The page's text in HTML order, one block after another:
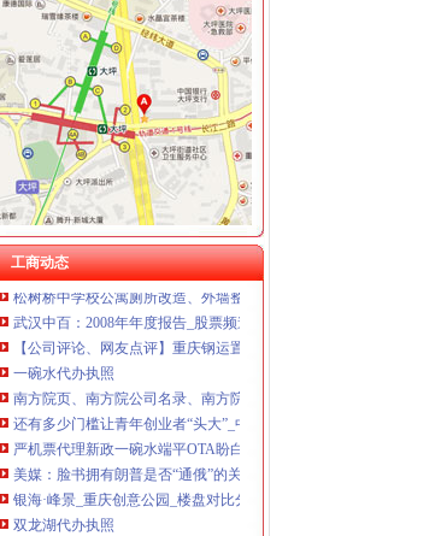
工商动态
加洲
【加洲印象海鲜折】_美团网
【加洲KTV团购】加洲KTV豪华欢唱套组团购-清远拉手网
加洲光两房朝南,石家庄加洲光两房朝南二手房房源-石家庄安居客
加洲的古城堡_风景_POCO摄影
加洲烧烤-常熟零距离
松树桥代办执照
《途牛发》浪游冲绳感受翡翠七海【多图】_冲绳游记_途牛
【怪咖吉】文艺控+体育疯游美西深度索旧金山洛杉矶?双城【多
松树桥中学校公寓厕所改造、外墙整、学术报告厅维修工程招
武汉中百：2008年年度报告_股票频道_证券之星
【公司评论、网友点评】重庆钢运置业代理有限公司松树桥分部-职友
一碗水代办执照
南方院页、南方院公司名录、南方院供应商、南方院制造商
还有多少门槛让青年创业者“头大”_中国经济网——国家经济门户
严机票代理新政一碗水端平OTA盼白名单落地_中国网
美媒：脸书拥有朗普是否“通俄”的关键
银海·峰景_重庆创意公园_楼盘对比分析-重庆乐居
双龙湖代办执照
渤海金控投资股份有限公司2016年第五次临时董事会会议决议公告_新